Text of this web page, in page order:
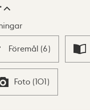
Föremål (6)
Foto (101)